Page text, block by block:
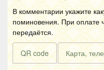
В комментарии укажите
поминовения. При оплате
передаётся.
QR code Карта,